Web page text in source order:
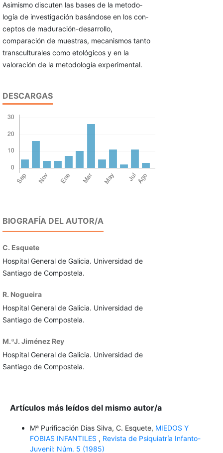
Asimismo discuten las bases de la metodo­
logía de investigación basándose en los con­
ceptos de maduración-desarrollo,
comparación de muestras, mecanismos tanto
transcultura­les como etológicos y en la
valoración de la metodología experimental.
DESCARGAS
BIOGRAFÍA DEL AUTOR/A
C. Esquete
Hospital General de Galicia. Universidad de
Santiago de Compostela.
R. Nogueira
Hospital General de Galicia. Universidad de
Santiago de Compostela.
M.ªJ. Jiménez Rey
Hospital General de Galicia. Universidad de
Santiago de Compostela.
Artículos más leídos del mismo autor/a
Mª Purificación Dias Silva, C. Esquete, MIEDOS Y
FOBIAS INFANTILES , Revista de Psiquiatría Infanto-
Juvenil: Núm. 5 (1985)